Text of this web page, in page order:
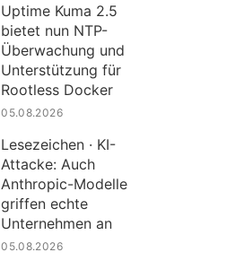
Uptime Kuma 2.5
bietet nun NTP-
Überwachung und
Unterstützung für
Rootless Docker
05.08.2026
Lesezeichen · KI-
Attacke: Auch
Anthropic-Modelle
griffen echte
Unternehmen an
05.08.2026